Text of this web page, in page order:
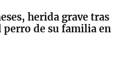
herida grave tras
perro de su familia en